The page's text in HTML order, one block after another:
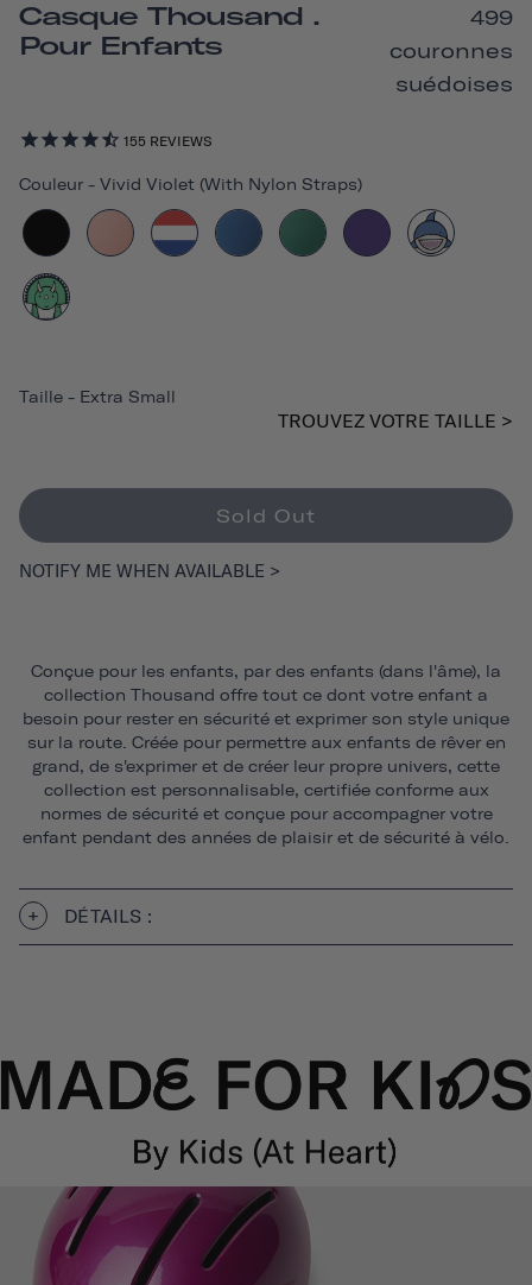
Casque Thousand .
Pour Enfants
155 REVIEWS
499
couronnes
suédoises
Couleur - Vivid Violet (with Nylon Straps)
Taille - Extra Small
TROUVEZ VOTRE TAILLE >
Sold Out
NOTIFY ME WHEN AVAILABLE >
Conçue pour les enfants, par des enfants (dans l'âme), la
collection Thousand offre tout ce dont votre enfant a
besoin pour rester en sécurité et exprimer son style unique
sur la route. Créée pour permettre aux enfants de rêver en
grand, de s'exprimer et de créer leur propre univers, cette
collection est personnalisable, certifiée conforme aux
normes de sécurité et conçue pour accompagner votre
enfant pendant des années de plaisir et de sécurité à vélo.
DÉTAILS :